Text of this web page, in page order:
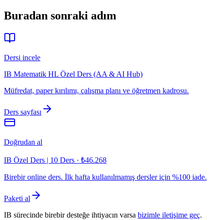
Buradan sonraki adım
Dersi incele
IB Matematik HL Özel Ders (AA & AI Hub)
Müfredat, paper kırılımı, çalışma planı ve öğretmen kadrosu.
Ders sayfası
Doğrudan al
IB Özel Ders | 10 Ders · ₺46.268
Birebir online ders. İlk hafta kullanılmamış dersler için %100 iade.
Paketi al
IB sürecinde birebir desteğe ihtiyacın varsa bizimle iletişime geç.